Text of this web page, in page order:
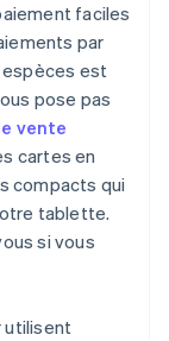
faciles
par
est
pose pas
vente
cartes en
compacts qui
tablette.
si vous
utilisent